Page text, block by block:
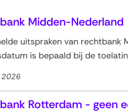
Midden-Nederland
uitspraken van rechtbank
is bepaald bij de
Rotterdam - geen